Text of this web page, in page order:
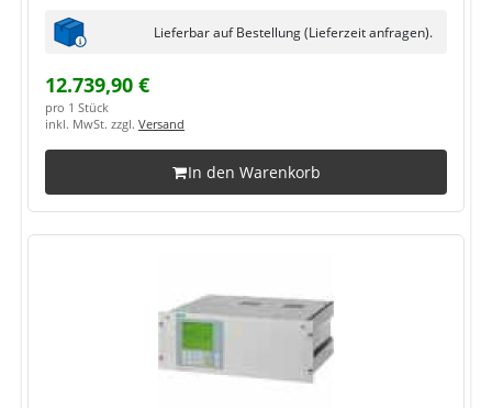
Lieferbar auf Bestellung (Lieferzeit anfragen).
12.739,90 €
pro 1 Stück
inkl. MwSt. zzgl. Versand
In den Warenkorb